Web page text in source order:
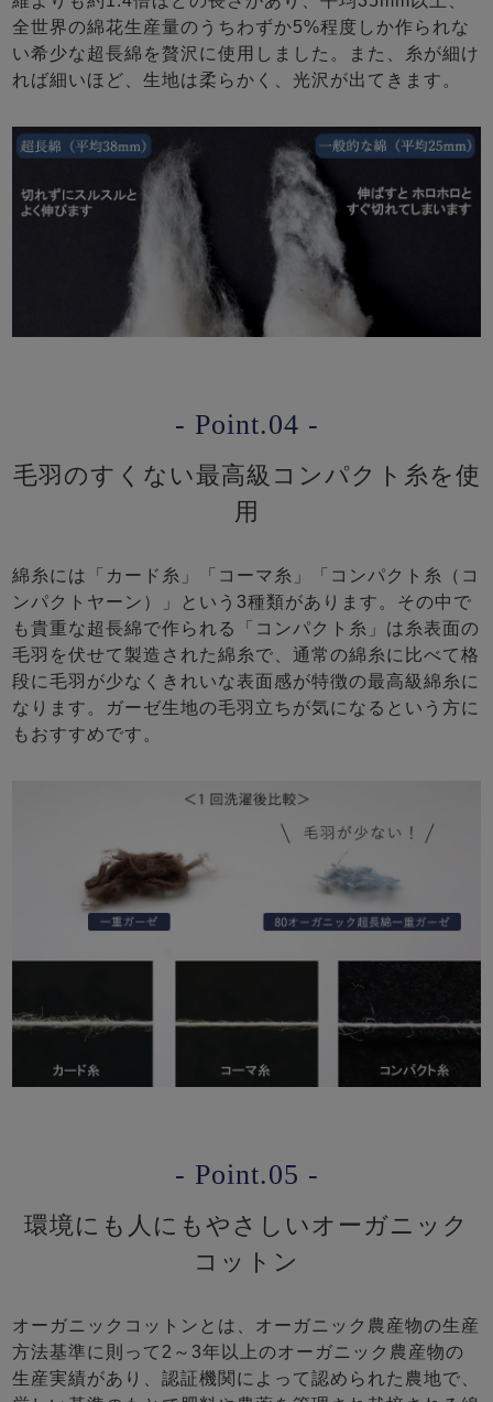
全世界の綿花生産量のうちわずか5%程度しか作られな
い希少な超長綿を贅沢に使用しました。また、糸が細け
れば細いほど、生地は柔らかく、光沢が出てきます。
- Point.04 -
毛羽のすくない最高級コンパクト糸を使
用
綿糸には「カード糸」「コーマ糸」「コンパクト糸（コ
ンパクトヤーン）」という3種類があります。その中で
も貴重な超長綿で作られる「コンパクト糸」は糸表面の
毛羽を伏せて製造された綿糸で、通常の綿糸に比べて格
段に毛羽が少なくきれいな表面感が特徴の最高級綿糸に
なります。ガーゼ生地の毛羽立ちが気になるという方に
もおすすめです。
- Point.05 -
環境にも人にもやさしいオーガニック
コットン
オーガニックコットンとは、オーガニック農産物の生産
方法基準に則って2～3年以上のオーガニック農産物の
生産実績があり、認証機関によって認められた農地で、